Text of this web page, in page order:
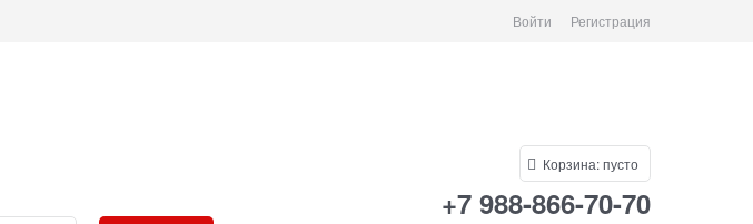
Войти Регистрация
Корзина:пусто
+7 988-866-70-70